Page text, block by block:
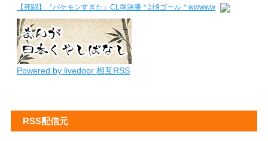
【死闘】『バケモンすぎた』CL準決勝＂計9ゴール＂wwwww
Powered by livedoor 相互RSS
RSS配信元